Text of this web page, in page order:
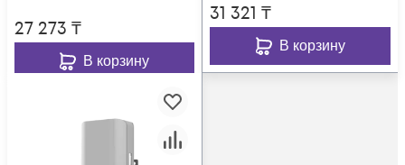
27 273 ₸
В корзину
31 321 ₸
В корзину